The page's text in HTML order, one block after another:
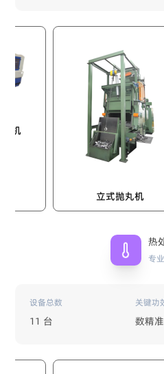
立式抛丸机
热
专
设备总数
11 台
关键功
数精